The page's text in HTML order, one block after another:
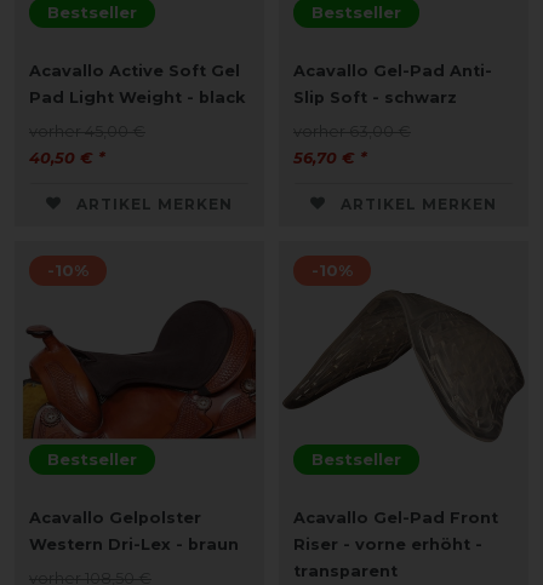
Bestseller
Acavallo Active Soft Gel
Pad Light Weight - black
40,50 € *
ARTIKEL MERKEN
Bestseller
Acavallo Gel-Pad Anti-
Slip Soft - schwarz
56,70 € *
ARTIKEL MERKEN
Bestseller
-10%
Acavallo Gelpolster
Western Dri-Lex - braun
Bestseller
-10%
Acavallo Gel-Pad Front
Riser - vorne erhöht -
transparent